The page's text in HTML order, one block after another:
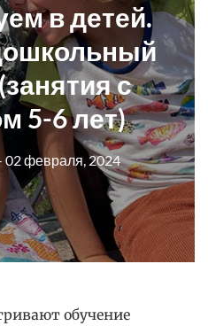
в детей.
с
5-6 лет)
02 февраля, 2024
обучение